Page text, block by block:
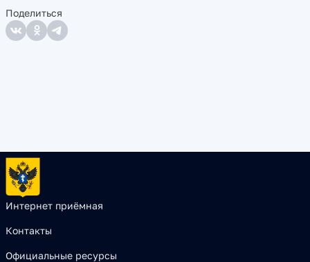
Поделиться
Интернет приёмная
Контакты
Официальные ресурсы